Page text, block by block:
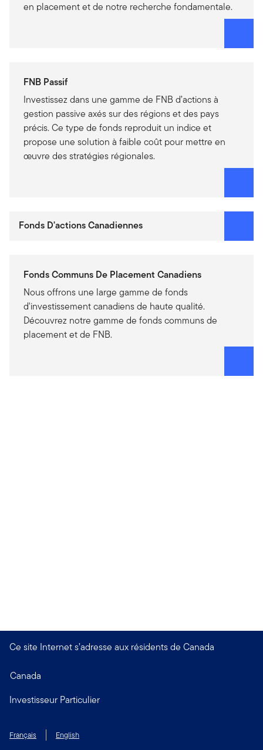
en placement et de notre recherche fondamentale.
FNB Passif
Investissez dans une gamme de FNB d’actions à
gestion passive axés sur des régions et des pays
précis. Ce type de fonds reproduit un indice et
propose une solution à faible coût pour mettre en
œuvre des stratégies régionales.
Fonds D'actions Canadiennes
Fonds Communs De Placement Canadiens
Nous offrons une large gamme de fonds
d'investissement canadiens de haute qualité.
Découvrez notre gamme de fonds communs de
placement et de FNB.
Ce site Internet s’adresse aux résidents de Canada
Canada
Investisseur Particulier
Français English